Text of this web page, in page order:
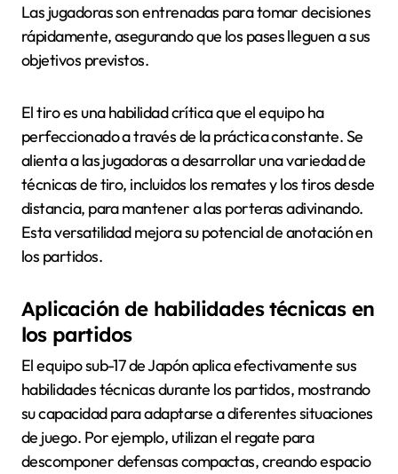
Las jugadoras son entrenadas para tomar decisiones
rápidamente, asegurando que los pases lleguen a sus
objetivos previstos.
El tiro es una habilidad crítica que el equipo ha
perfeccionado a través de la práctica constante. Se
alienta a las jugadoras a desarrollar una variedad de
técnicas de tiro, incluidos los remates y los tiros desde
distancia, para mantener a las porteras adivinando.
Esta versatilidad mejora su potencial de anotación en
los partidos.
Aplicación de habilidades técnicas en
los partidos
El equipo sub-17 de Japón aplica efectivamente sus
habilidades técnicas durante los partidos, mostrando
su capacidad para adaptarse a diferentes situaciones
de juego. Por ejemplo, utilizan el regate para
descomponer defensas compactas, creando espacio